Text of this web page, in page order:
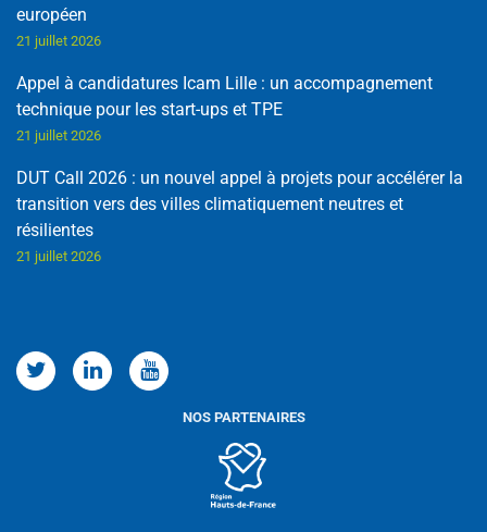
européen
21 juillet 2026
Appel à candidatures Icam Lille : un accompagnement
technique pour les start-ups et TPE
21 juillet 2026
DUT Call 2026 : un nouvel appel à projets pour accélérer la
transition vers des villes climatiquement neutres et
résilientes
21 juillet 2026